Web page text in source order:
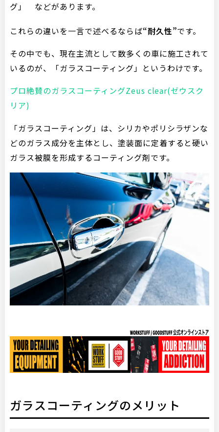
グ」 などがあります。
これらの違いを一言で述べるならば“耐久性”です。
その中でも、現在主流として数多くの車に施工されて
いるのが、「ガラスコーティング」というわけです。
プロ絶賛のガラスコーティングZeus clear(ゼウスク
リア)
「ガラスコーティング」は、シリカやポリシラザンな
どのガラス成分を主体とし、塗装面に定着すると硬い
ガラス被膜を形成するコーティング剤です。
ガラスコーティングのメリット